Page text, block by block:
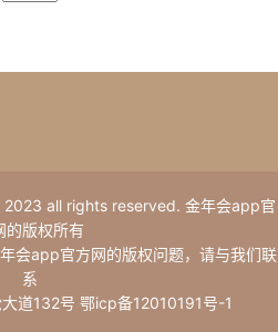
all rights reserved. 金年会app官
的版权所有
会app官方网的版权问题，请与我们联
系
道132号 鄂icp备12010191号-1